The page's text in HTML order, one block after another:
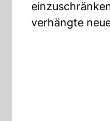
verhängte